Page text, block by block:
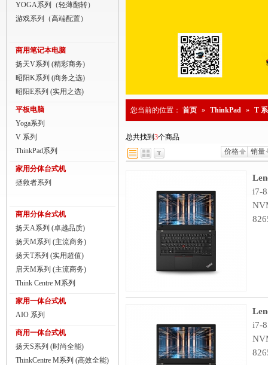
平板电脑
商用分体台式机
家用一体台式机
ThinkPad
ThinkStation工作站
联想服务器
YOGA系列（轻薄翻转）
游戏系列（高端配置）
商用笔记本电脑
扬天V系列 (精彩商务)
昭阳K系列 (商务之选)
昭阳E系列 (实用之选)
平板电脑
Yoga系列
V 系列
ThinkPad系列
家用分体台式机
拯救者系列
商用分体台式机
扬天A系列 (卓越品质)
扬天M系列 (主流商务)
扬天T系列 (实用超值)
启天M系列 (主流商务)
Think Centre M系列
家用一体台式机
AIO 系列
商用一体台式机
扬天S系列 (时尚全能)
ThinkCentre M系列 (高效全能)
您当前的位置： 首页 » ThinkPad » T
总共找到 3个商品
价格
销量
i7-
i7-